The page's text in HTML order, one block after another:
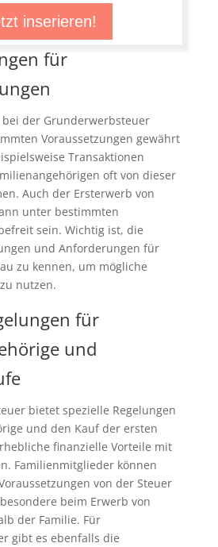
inserieren!
für
der Grunderwerbsteuer
Voraussetzungen gewährt
Transaktionen
oft von dieser
Auch der Ersterwerb von
unter bestimmten
sein. Wichtig ist, die
und Anforderungen für
zu kennen, um mögliche
nutzen.
für
und
bietet spezielle Regelungen
und den Kauf der ersten
finanzielle Vorteile mit
Familienmitglieder können
von der Steuer
beim Erwerb von
der Familie. Für
gibt es ebenfalls die